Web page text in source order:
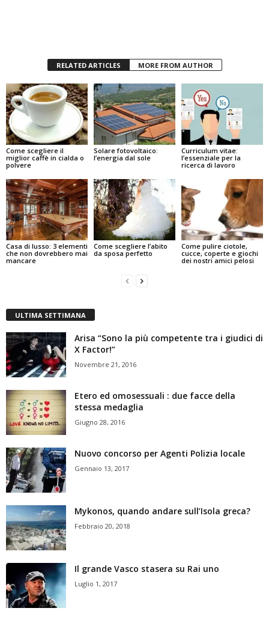
RELATED ARTICLES MORE FROM AUTHOR
Come scegliere il
miglior caffè in cialda o
polvere
Solare fotovoltaico:
l’energia dal sole
Curriculum vitae:
l’essenziale per la
ricerca di lavoro
Casa di lusso: 3 elementi
che non dovrebbero mai
mancare
Come scegliere l’abito
da sposa perfetto
Come pulire ciotole,
cucce, coperte e giochi
dei nostri amici pelosi
ULTIMA SETTIMANA
Arisa “Sono la più competente tra i giudici di
X Factor!”
Novembre 21, 2016
Etero ed omosessuali : due facce della
stessa medaglia
Giugno 28, 2016
Nuovo concorso per Agenti Polizia locale
Gennaio 13, 2017
Mykonos, quando andare sull’Isola greca?
Febbraio 20, 2018
Il grande Vasco stasera su Rai uno
Luglio 1, 2017